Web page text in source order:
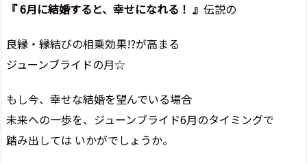
『 6月に結婚すると、幸せになれる！ 』 伝説の
良縁・縁結びの相乗効果!?が高まる
ジューンブライドの月☆
もし今、幸せな結婚を望んでいる場合
未来への一歩を、ジューンブライド6月のタイミングで
踏み出しては いかがでしょうか。